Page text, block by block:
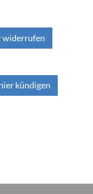
widerrufen
kündigen